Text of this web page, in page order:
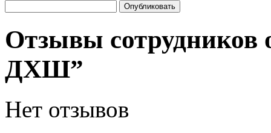
Отзывы сотрудников
ДХШ”
Нет отзывов